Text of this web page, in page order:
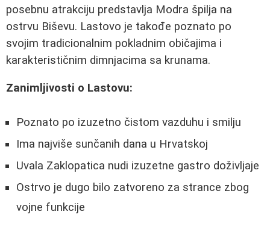
posebnu atrakciju predstavlja Modra špilja na
ostrvu Biševu. Lastovo je takođe poznato po
svojim tradicionalnim pokladnim običajima i
karakterističnim dimnjacima sa krunama.
Zanimljivosti o Lastovu:
Poznato po izuzetno čistom vazduhu i smilju
Ima najviše sunčanih dana u Hrvatskoj
Uvala Zaklopatica nudi izuzetne gastro doživljaje
Ostrvo je dugo bilo zatvoreno za strance zbog
vojne funkcije